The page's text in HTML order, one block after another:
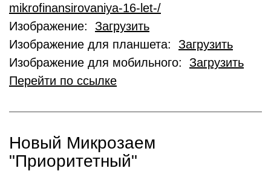
mikrofinansirovaniya-16-let-/
Изображение: Загрузить
Изображение для планшета: Загрузить
Изображение для мобильного: Загрузить
Перейти по ссылке
Новый Микрозаем
"Приоритетный"